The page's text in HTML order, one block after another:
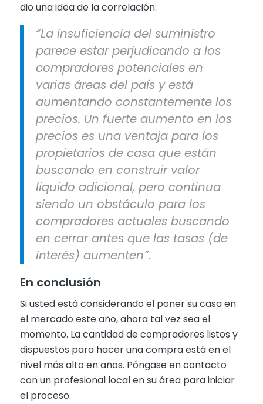
dio una idea de la correlación:
“La insuficiencia del suministro
parece estar perjudicando a los
compradores potenciales en
varias áreas del país y está
aumentando constantemente los
precios. Un fuerte aumento en los
precios es una ventaja para los
propietarios de casa que están
buscando en construir valor
liquido adicional, pero continua
siendo un obstáculo para los
compradores actuales buscando
en cerrar antes que las tasas (de
interés) aumenten”.
En conclusión
Si usted está considerando el poner su casa en
el mercado este año, ahora tal vez sea el
momento. La cantidad de compradores listos y
dispuestos para hacer una compra está en el
nivel más alto en años. Póngase en contacto
con un profesional local en su área para iniciar
el proceso.